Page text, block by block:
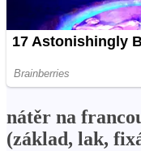
nátěr na
(základ, lak,